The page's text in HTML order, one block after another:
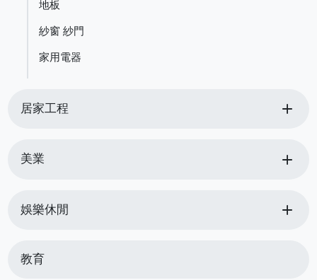
地板
紗窗 紗門
家用電器
居家工程 add
美業 add
娛樂休閒 add
教育